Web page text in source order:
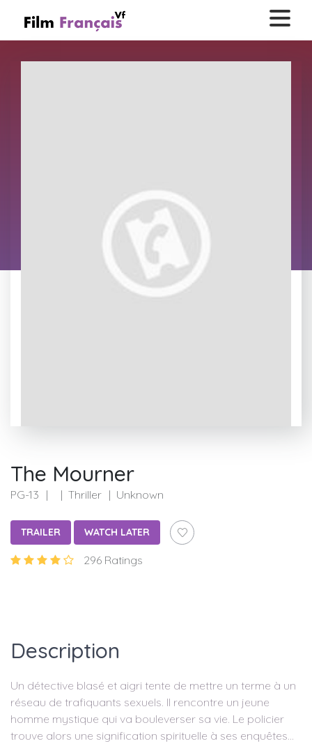
The Mourner
PG-13 Thriller Unknown
TRAILER WATCH LATER
296 Ratings
Description
Un détective blasé et aigri tente de mettre un terme à un
réseau de trafiquants sexuels. Il rencontre un jeune
homme mystique qui va bouleverser sa vie. Le policier
trouve alors une signification spirituelle à ses enquêtes...